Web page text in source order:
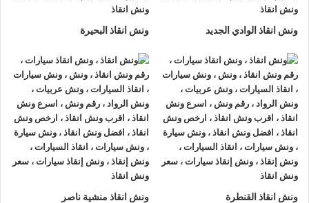
أذا كنت تبحث عن ونش انقاذ سيارات في عابدين اتصل بنا الان
علي 01063144040
01093018585
–
01120018852 ونش انقاذ الوادي الجديد ونش انقاذ البحيرة
ونش انقاذ القنطرة ونش انقاذ منشية ناصر